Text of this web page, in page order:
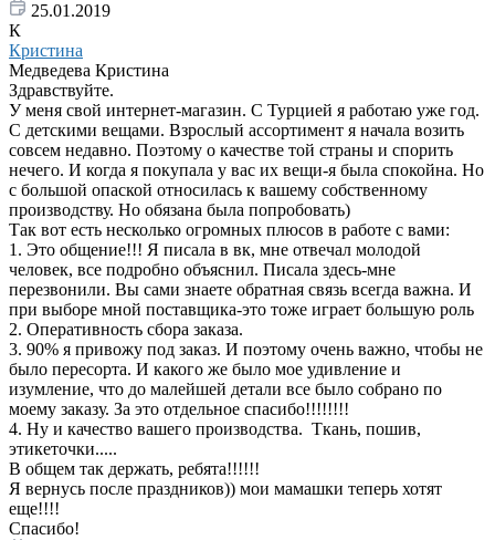
25.01.2019
К
Кристина
Медведева Кристина
Здравствуйте.
У меня свой интернет-магазин. С Турцией я работаю уже год.
С детскими вещами. Взрослый ассортимент я начала возить
совсем недавно. Поэтому о качестве той страны и спорить
нечего. И когда я покупала у вас их вещи-я была спокойна. Но
с большой опаской относилась к вашему собственному
производству. Но обязана была попробовать)
Так вот есть несколько огромных плюсов в работе с вами:
1. Это общение!!! Я писала в вк, мне отвечал молодой
человек, все подробно объяснил. Писала здесь-мне
перезвонили. Вы сами знаете обратная связь всегда важна. И
при выборе мной поставщика-это тоже играет большую роль
2. Оперативность сбора заказа.
3. 90% я привожу под заказ. И поэтому очень важно, чтобы не
было пересорта. И какого же было мое удивление и
изумление, что до малейшей детали все было собрано по
моему заказу. За это отдельное спасибо!!!!!!!!
4. Ну и качество вашего производства. Ткань, пошив,
этикеточки.....
В общем так держать, ребята!!!!!!
Я вернусь после праздников)) мои мамашки теперь хотят
еще!!!!
Спасибо!